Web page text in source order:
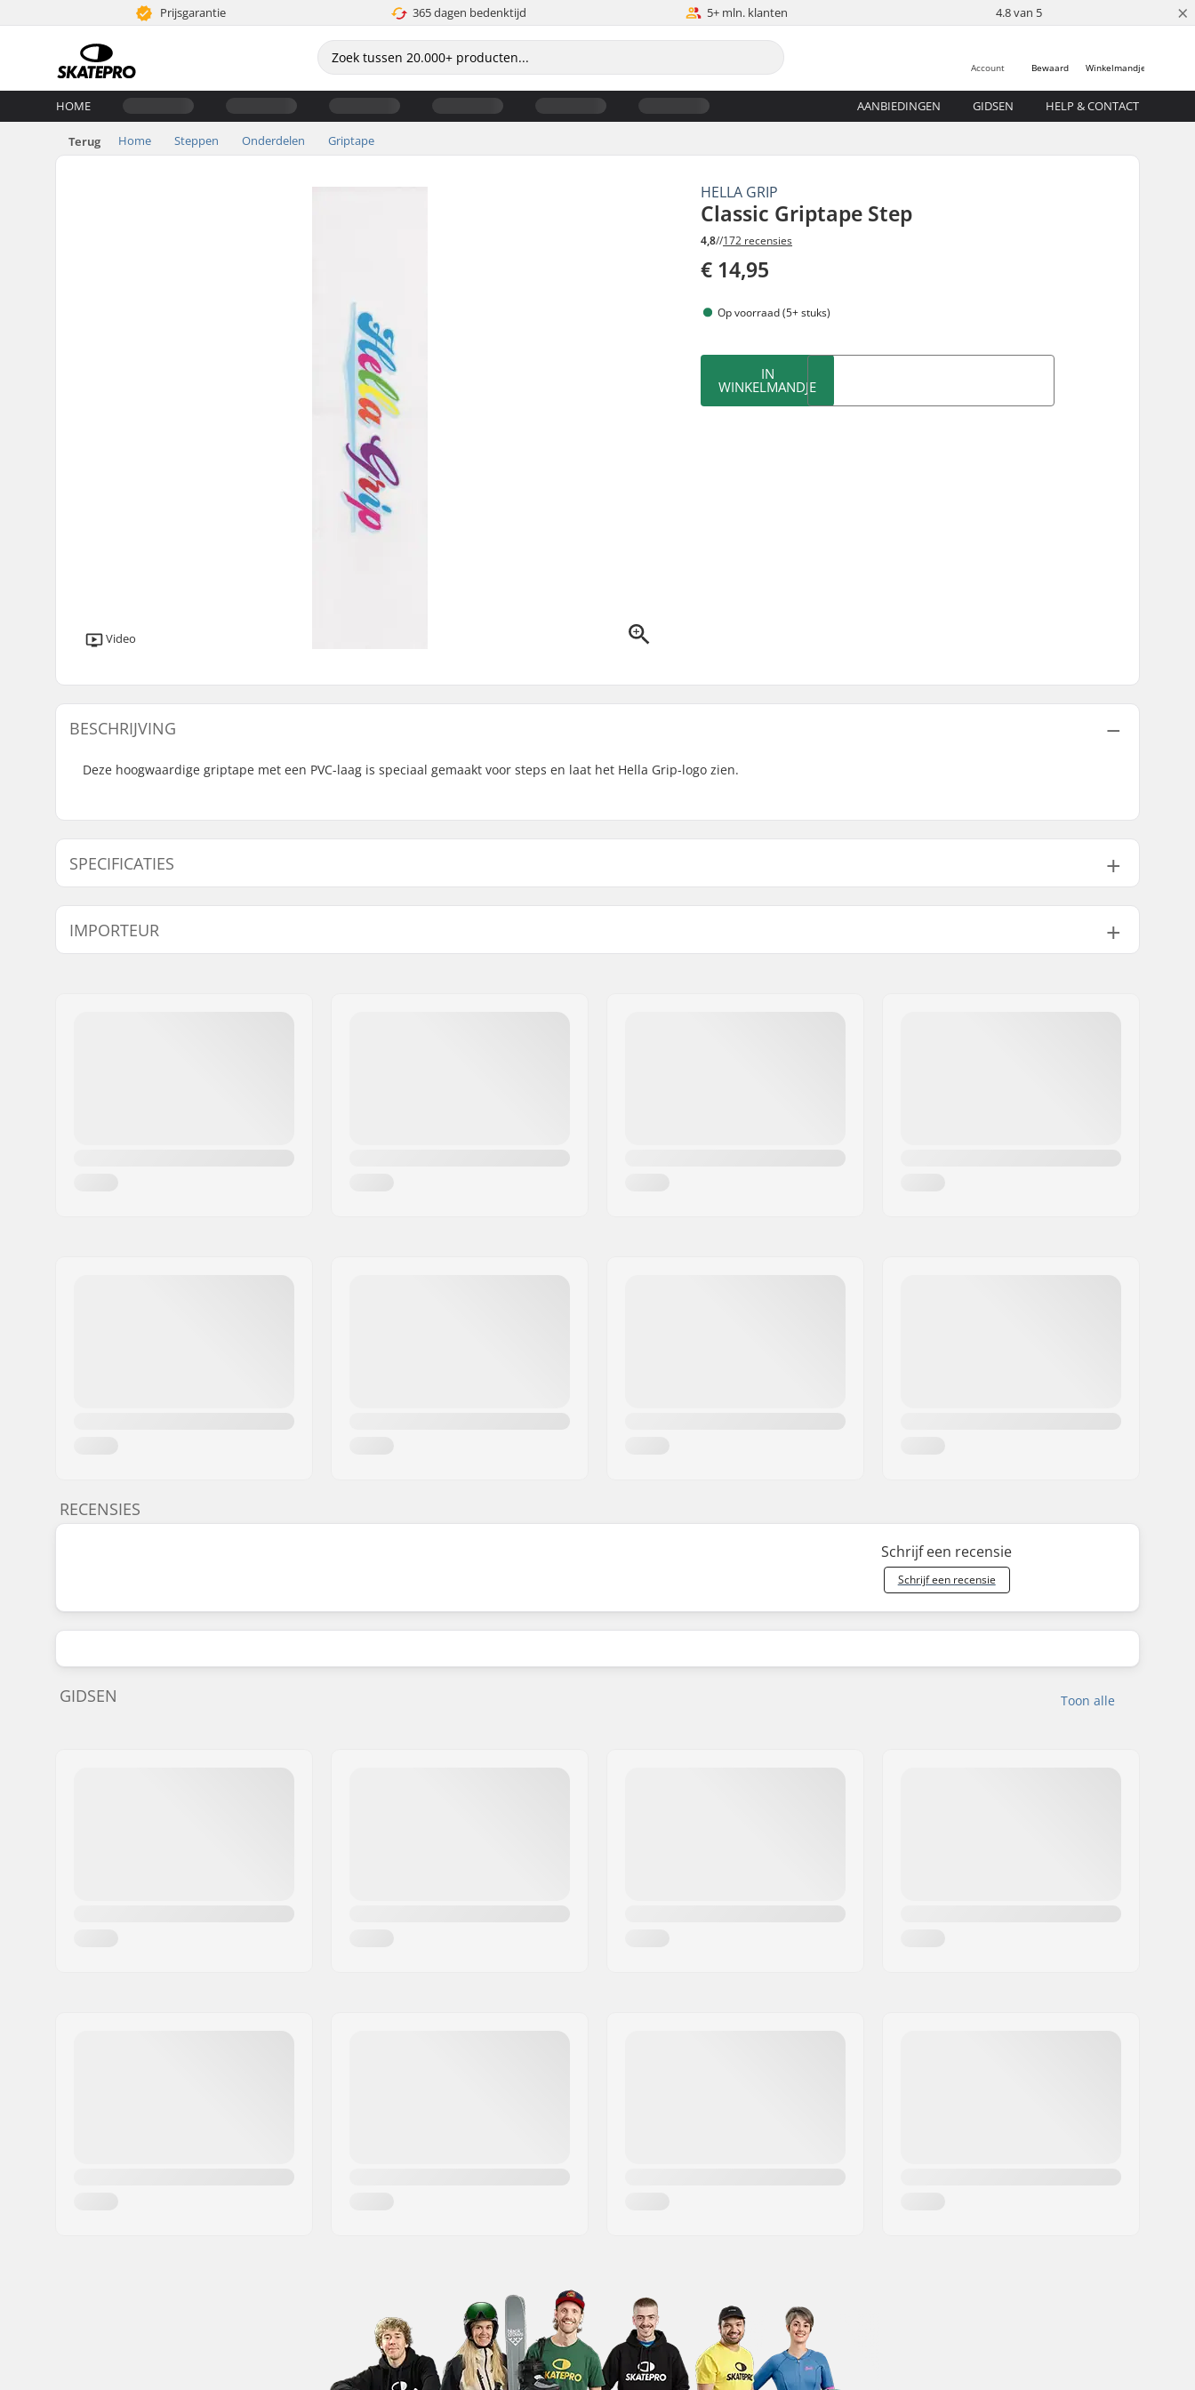
Prijsgarantie 365 dagen bedenktijd 5+ mln. klanten 4.8 van 5 ×
Winkelmandje
Bewaard
Account
HOME AANBIEDINGEN GIDSEN HELP & CONTACT
Terug Home Steppen Onderdelen Griptape
HELLA GRIP
Classic Griptape Step
4,8//172 recensies
€ 14,95
Video
Op voorraad (5+ stuks)
IN
WINKELMANDJE
BESCHRIJVING
Deze hoogwaardige griptape met een PVC-laag is speciaal gemaakt voor steps en laat het Hella Grip-logo zien.
SPECIFICATIES
Length: 61cm (24") Width: 15.2cm (6")
IMPORTEUR
RECENSIES
Schrijf een recensie
Schrijf een recensie
Toon alle
GIDSEN